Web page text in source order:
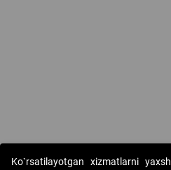
Copyright © 2017-2026. "Elektron
Ko`rsatilayotgan xizmatlarni